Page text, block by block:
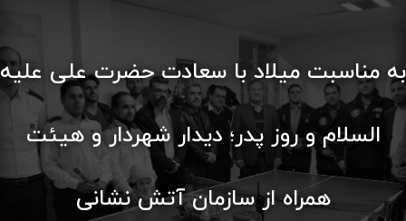
به مناسبت میلاد با سعادت حضرت علی علیه
السلام و روز پدر؛ دیدار شهردار و هیئت
همراه از سازمان آتش نشانی